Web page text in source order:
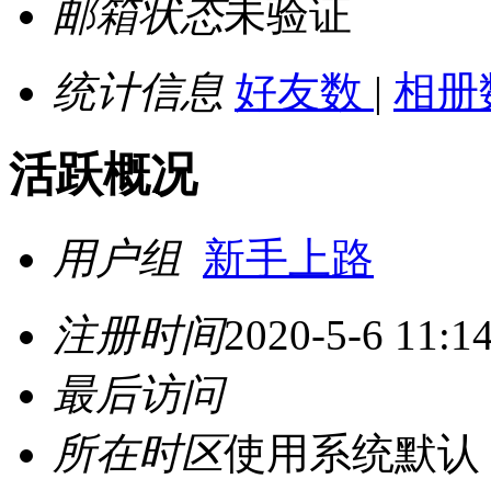
邮箱状态未验证
统计信息 好友数 | 相
活跃概况
用户组 新手上路
注册时间2020-5-6
最后访问
所在时区使用系统默认